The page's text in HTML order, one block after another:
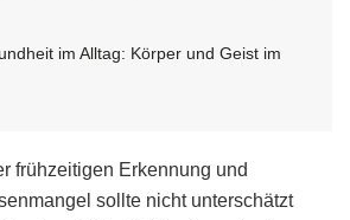
im Alltag: Körper und Geist im
frühzeitigen Erkennung und
sollte nicht unterschätzt